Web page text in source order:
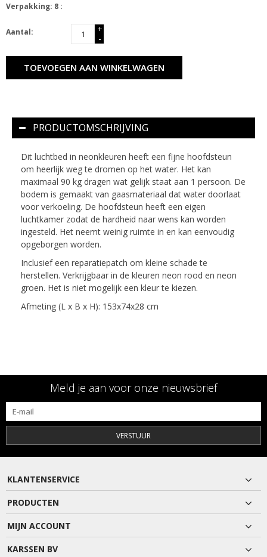
Verpakking: 8 :
Aantal:
+
-
TOEVOEGEN AAN WINKELWAGEN
PRODUCTOMSCHRIJVING
Dit luchtbed in neonkleuren heeft een fijne hoofdsteun
om heerlijk weg te dromen op het water. Het kan
maximaal 90 kg dragen wat gelijk staat aan 1 persoon. De
bodem is gemaakt van gaasmateriaal dat water doorlaat
voor verkoeling. De hoofdsteun heeft een eigen
luchtkamer zodat de hardheid naar wens kan worden
ingesteld. Het neemt weinig ruimte in en kan eenvoudig
opgeborgen worden.
Inclusief een reparatiepatch om kleine schade te
herstellen. Verkrijgbaar in de kleuren neon rood en neon
groen. Het is niet mogelijk een kleur te kiezen.
Afmeting (L x B x H): 153x74x28 cm
Meld je aan voor onze nieuwsbrief
VERSTUUR
KLANTENSERVICE
PRODUCTEN
MIJN ACCOUNT
KARSSEN BV